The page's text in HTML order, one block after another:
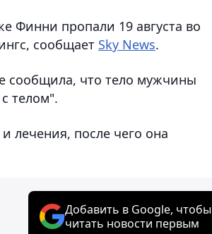
Финни пропали 19 августа во
сообщает Sky News.
сообщила, что тело мужчины
телом".
лечения, после чего она
Добавить в Google, чтобы
читать новости первым